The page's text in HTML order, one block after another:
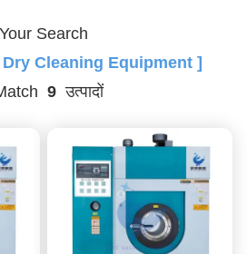
Your Search
Cleaning Equipment ]
9उत्पादों